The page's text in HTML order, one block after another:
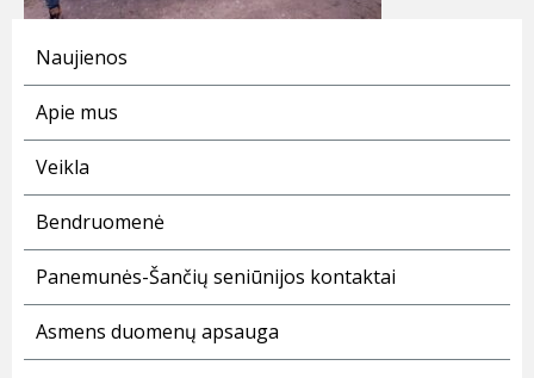
Naujienos
Apie mus
Veikla
Bendruomenė
Panemunės-Šančių seniūnijos kontaktai
Asmens duomenų apsauga